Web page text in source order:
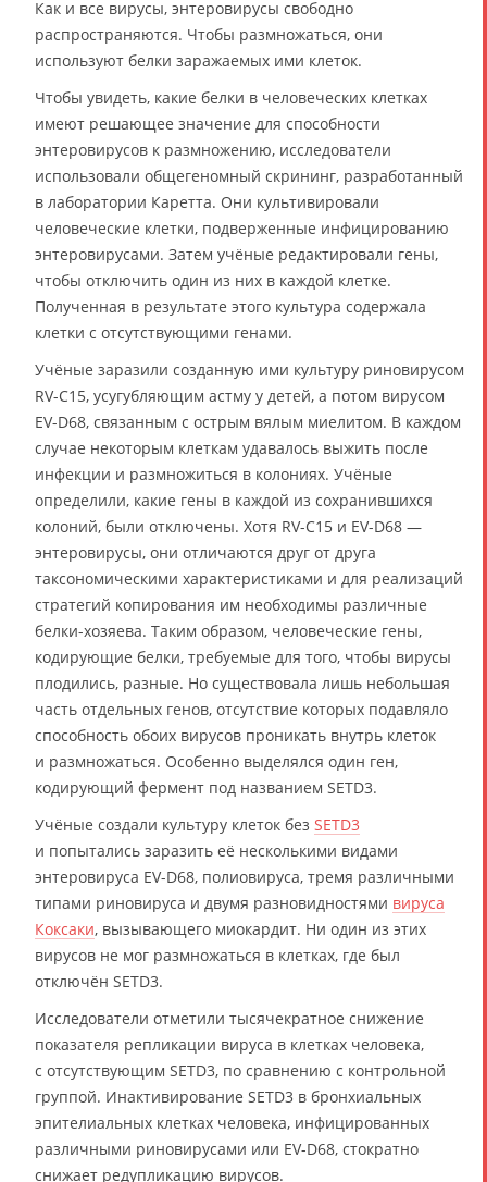
Как и все вирусы, энтеровирусы свободно
распространяются. Чтобы размножаться, они
используют белки заражаемых ими клеток.
Чтобы увидеть, какие белки в человеческих клетках
имеют решающее значение для способности
энтеровирусов к размножению, исследователи
использовали общегеномный скрининг, разработанный
в лаборатории Каретта. Они культивировали
человеческие клетки, подверженные инфицированию
энтеровирусами. Затем учёные редактировали гены,
чтобы отключить один из них в каждой клетке.
Полученная в результате этого культура содержала
клетки с отсутствующими генами.
Учёные заразили созданную ими культуру риновирусом
RV-C15, усугубляющим астму у детей, а потом вирусом
EV-D68, связанным с острым вялым миелитом. В каждом
случае некоторым клеткам удавалось выжить после
инфекции и размножиться в колониях. Учёные
определили, какие гены в каждой из сохранившихся
колоний, были отключены. Хотя RV-C15 и EV-D68 —
энтеровирусы, они отличаются друг от друга
таксономическими характеристиками и для реализаций
стратегий копирования им необходимы различные
белки-хозяева. Таким образом, человеческие гены,
кодирующие белки, требуемые для того, чтобы вирусы
плодились, разные. Но существовала лишь небольшая
часть отдельных генов, отсутствие которых подавляло
способность обоих вирусов проникать внутрь клеток
и размножаться. Особенно выделялся один ген,
кодирующий фермент под названием SETD3.
Учёные создали культуру клеток без SETD3
и попытались заразить её несколькими видами
энтеровируса EV-D68, полиовируса, тремя различными
типами риновируса и двумя разновидностями вируса
Коксаки, вызывающего миокардит. Ни один из этих
вирусов не мог размножаться в клетках, где был
отключён SETD3.
Исследователи отметили тысячекратное снижение
показателя репликации вируса в клетках человека,
с отсутствующим SETD3, по сравнению с контрольной
группой. Инактивирование SETD3 в бронхиальных
эпителиальных клетках человека, инфицированных
различными риновирусами или EV-D68, стократно
снижает редупликацию вирусов.